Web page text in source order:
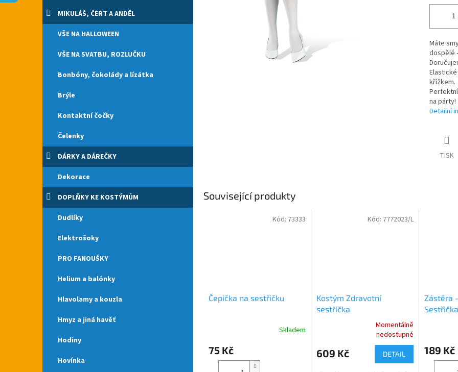
e
l
MIKULÁŠ, ČERT A ANDĚL
VŠE NA HALLOWEEN
VŠE NA SVATBU, ROZLUČKU
Bonbóny, čokolády a lízátka
Brýle
Kontaktní čočky
Čelenky
DÁRKY A DÁREČKY
Dekorace
DOPLŇKY KE KOSTÝMŮM
Dudlíky
Elektrošoky
PRO FANOUŠKY
Helium a balónky
Hlavolamy a kouzla
Hmyz a jiná havěť
Hodiny
Hovínka
Máte
dospělé
křížkem.
na párty!
Detailní
TISK
Související produkty
Čepička na sestřičku
Skladem
75 Kč
Kód: 73333
Kostým Zdravotní
sestřička
produktu
je
Momentálně
nedostupné
609 Kč DETAIL
Kód: 7772023/L
Zástěra
Sestřička
produktu
189 Kč